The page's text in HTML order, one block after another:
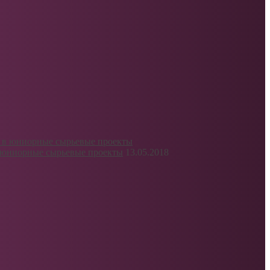
сырьевые проекты 13.05.2018